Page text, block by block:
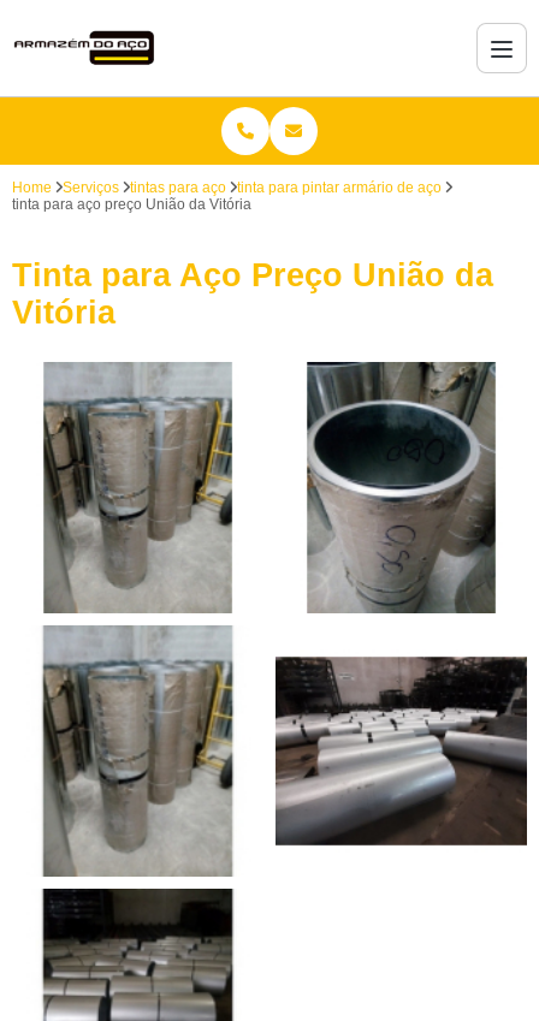
Home Serviços tintas para aço
tinta para pintar armário de aço
tinta para aço preço União da Vitória
Tinta para Aço Preço União da
Vitória